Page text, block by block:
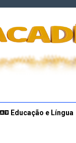
Educação e Língua